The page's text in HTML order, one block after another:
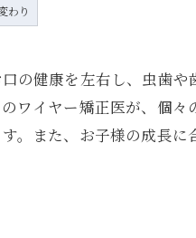
わり
の健康を左右し、虫歯
ワイヤー矯正医が、個
。また、お子様の成長